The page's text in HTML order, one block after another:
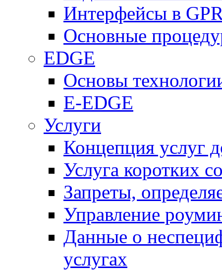
Интерфейсы в
Основные
EDGE
Основы
E-EDGE
Услуги
Концепция услуг
Услуга коротких
Запреты,
Управление
Данные о
услугах